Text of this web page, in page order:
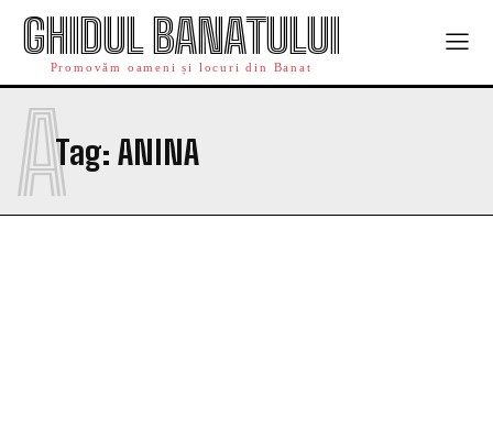
GHIDUL BANATULUI
Promovăm oameni și locuri din Banat
Tag: ANINA
A